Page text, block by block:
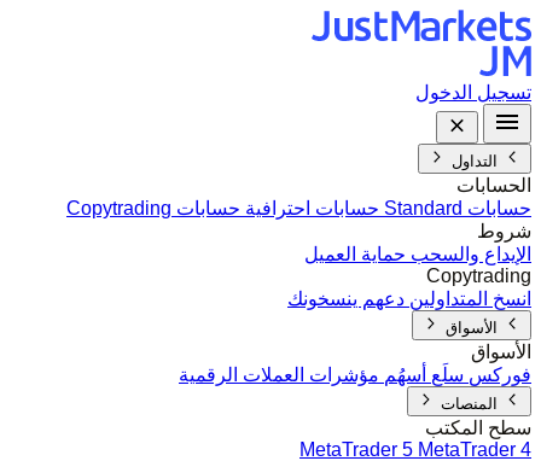
تسجيل الدخول
التداول
الحسابات
حسابات Standard
حسابات احترافية حسابات Copytrading
شروط
الإيداع والسحب حماية العميل
Copytrading
انسخ المتداولين دعهم ينسخونك
الأسواق
الأسواق
فوركس سلَع أسهُم مؤشرات العملات الرقمية
المنصات
سطح المكتب
MetaTrader 5 MetaTrader 4